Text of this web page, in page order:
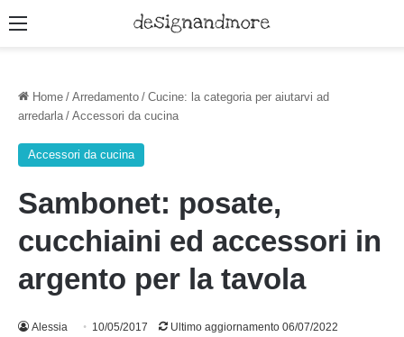
Menu
Home / Arredamento / Cucine: la categoria per aiutarvi ad
arredarla / Accessori da cucina
Accessori da cucina
Sambonet: posate,
cucchiaini ed accessori in
argento per la tavola
Alessia 10/05/2017 Ultimo aggiornamento 06/07/2022